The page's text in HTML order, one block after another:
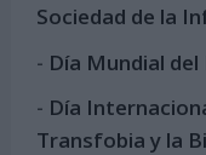
Sociedad de la
- Día Mundial del
- Día
Transfobia y la